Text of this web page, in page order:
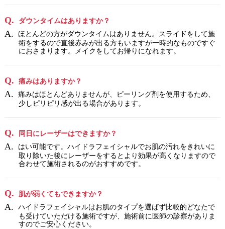
ダウンタイムはありますか？
ほとんどの方がダウンタイムはありません。スライドをして施
術をするので直後赤みが出る方もいますが一時的なものですぐ
におさまります。メイクをしてお帰りになれます。
痛みはありますか？
痛みはほとんどありませんが、ピーリング剤を使用するため、
少しピリピリ感が出る場合があります。
同日にレーザーはできますか？
はい可能です。ハイドラフェイシャルでお肌の汚れをきれいに
取り除いた後にレーザーをするとより効果が高くなりますので
合わせて施術されるのがおすすめです。
肌が弱くてもできますか？
ハイドラフェイシャルはお肌のタイプを選ばず比較的どなたで
も受けていただける施術ですが、施術前に医師の診察がありま
すのでご安心ください。